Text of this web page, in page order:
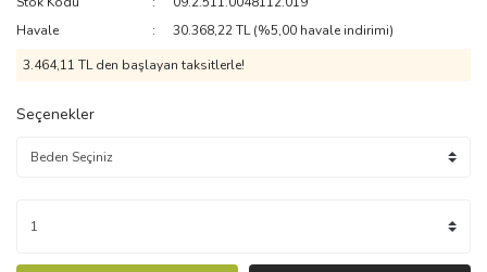
Havale
30.368,22 TL (%5,00 havale indirimi)
3.464,11 TL den başlayan taksitlerle!
Seçenekler